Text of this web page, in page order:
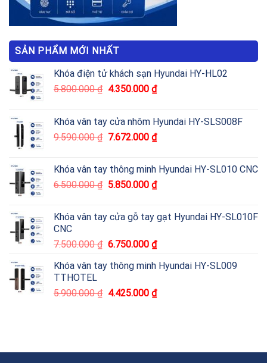
SẢN PHẨM MỚI NHẤT
Khóa điện tử khách sạn Hyundai HY-HL02
5.800.000₫ 4.350.000 ₫
Khóa vân tay cửa nhôm Hyundai HY-SLS008F
9.590.000₫ 7.672.000 ₫
Khóa vân tay thông minh Hyundai HY-SL010 CNC
6.500.000₫ 5.850.000 ₫
Khóa vân tay cửa gỗ tay gạt Hyundai HY-SL010F
CNC
7.500.000₫ 6.750.000 ₫
Khóa vân tay thông minh Hyundai HY-SL009
TTHOTEL
5.900.000₫ 4.425.000 ₫